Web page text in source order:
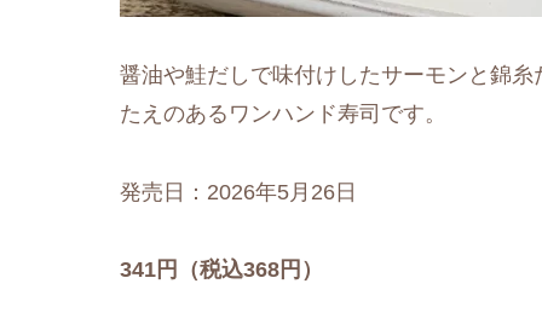
醤油や鮭だしで味付けしたサーモンと錦
たえのあるワンハンド寿司です。
発売日：2026年5月26日
341円（税込368円）